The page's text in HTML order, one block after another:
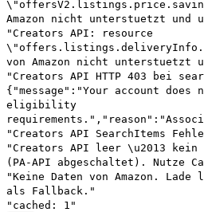
Amazon nicht unterstuetzt und
"Creators API: resource
von Amazon nicht unterstuetzt
"Creators API HTTP 403 bei
{"message":"Your account
eligibility
"Creators API SearchItems
"Creators API leer \u2013 kein
(PA-API abgeschaltet). Nutze
"Keine Daten von Amazon.
als Fallback."
"cached: 1"